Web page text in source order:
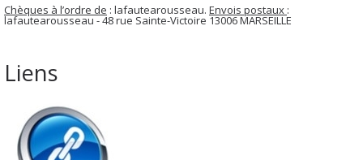
Chèques à l’ordre de : lafautearousseau. Envois postaux :
lafautearousseau - 48 rue Sainte-Victoire 13006 MARSEILLE
Liens